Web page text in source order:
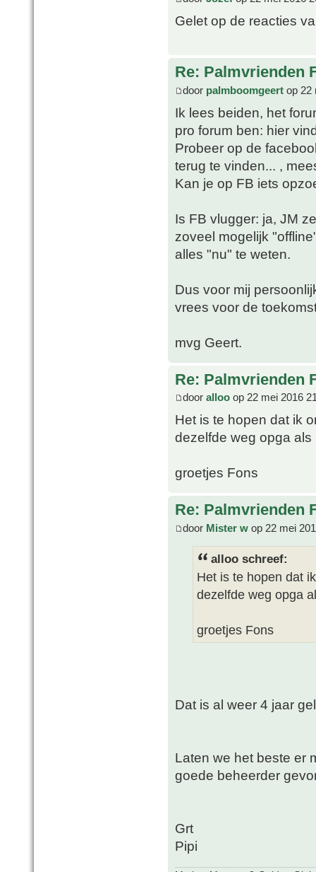
Gelet op de reacties
Re: Palmvrienden
door palmboomgeert op 22
Ik lees beiden, het
pro forum ben: hier
Probeer op de
terug te vinden... ,
Kan je op FB iets
Is FB vlugger: ja, JM
zoveel mogelijk
alles "nu" te weten.
Dus voor mij
vrees voor de
mvg Geert.
Re: Palmvrienden
door alloo op 22 mei 2016
Het is te hopen dat ik
dezelfde weg opga
groetjes Fons
Re: Palmvrienden
door Mister w op 22 mei
alloo schreef:
Het is te hopen dat
dezelfde weg opga
groetjes Fons
Dat is al weer 4 jaar
Laten we het beste er
goede beheerder
Grt
Pipi